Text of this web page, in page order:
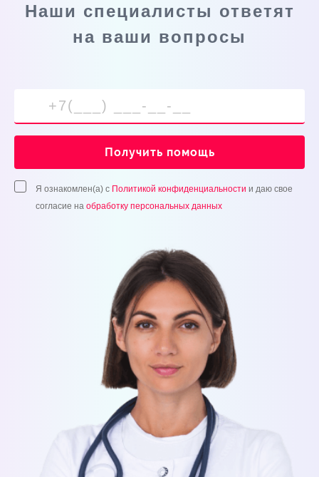
Наши специалисты ответят
на ваши вопросы
Получить помощь
Я ознакомлен(а) с Политикой конфиденциальности и даю свое
согласие на обработку персональных данных